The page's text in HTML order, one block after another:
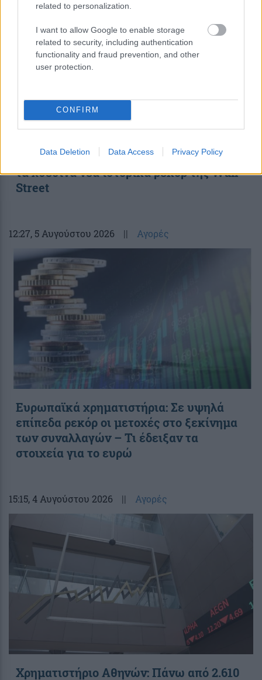
related to personalization.
I want to allow Google to enable storage
related to security, including authentication
functionality and fraud prevention, and other
user protection.
CONFIRM
Data Deletion Data Access Privacy Policy
μονάδες ο Γενικός Δείκτης Τιμών μετά
τα χθεσινά νέα ιστορικά ρεκόρ της Wall
Street
12:27, 5 Αυγούστου 2026 || Αγορές
Ευρωπαϊκά χρηματιστήρια: Σε υψηλά
επίπεδα ρεκόρ οι μετοχές στο ξεκίνημα
των συναλλαγών – Τι έδειξαν τα
στοιχεία για το ευρώ
15:15, 4 Αυγούστου 2026 || Αγορές
Χρηματιστήριο Αθηνών: Πάνω από 2.610